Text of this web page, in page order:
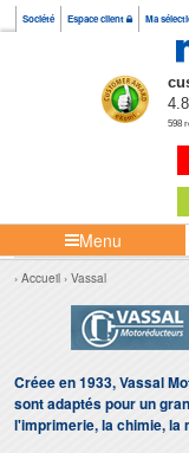
Société Espace client Ma
4.8
598
Menu
Accueil Vassal
Créee en 1933, Vassal
sont adaptés pour un
l'imprimerie, la chimie, la